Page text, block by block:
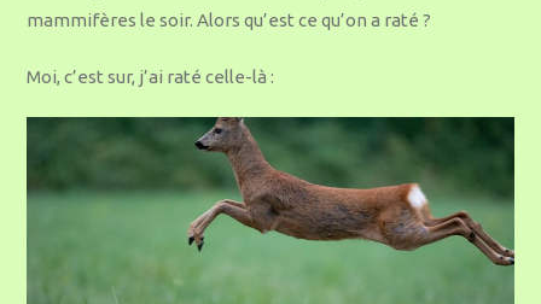
mammifères le soir. Alors qu’est ce qu’on a raté ?
Moi, c’est sur, j’ai raté celle-là :